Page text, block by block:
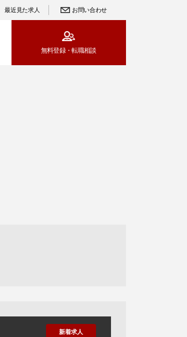
最近見た求人 お問い合わせ
無料登録・転職相談
新着求人